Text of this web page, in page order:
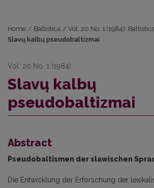
Home / Baltistica / Vol. 20 No. 1 (1984):
Slavų kalbų pseudobaltizmai
Vol. 20 No. 1 (1984)
Slavų kalbų
pseudobaltizmai
Abstract
Pseudobaltismen der slawischen
Die Entwicklung der Erforschung der